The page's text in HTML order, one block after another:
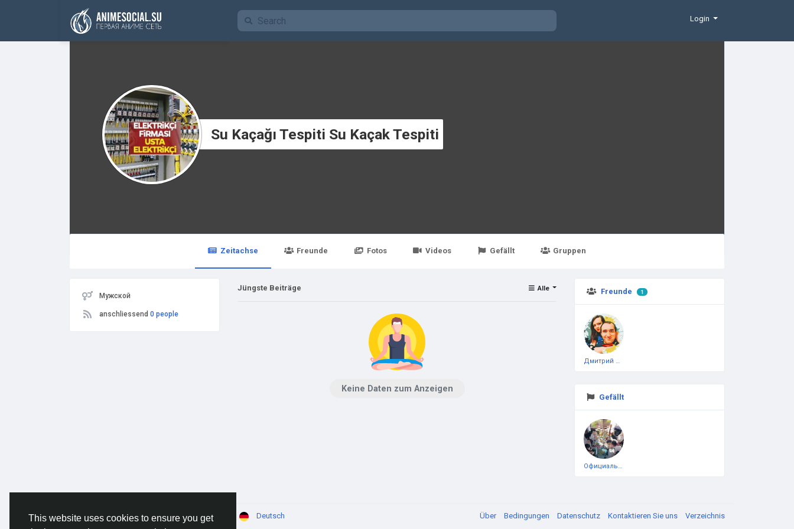
This website uses cookies to ensure you get
Finanzierung
Login
Su Kaçağı Tespiti Su Kaçak Tespiti
Zeitachse Freunde Fotos Videos Gefällt Gruppen
Мужской
anschliessend 0 people
Freunde 1
Дмитрий Чеботарёв
Gefällt
Официальная тестовая страница
Jüngste Beiträge Alle
Keine Daten zum Anzeigen
© 2026 AnimeSocial.SU - Первая аниме сеть! Deutsch Über Bedingungen Datenschutz Kontaktieren Sie uns Verzeichnis